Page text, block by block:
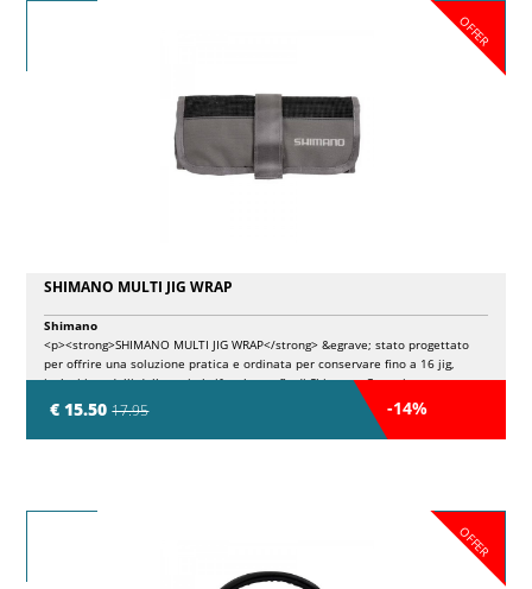
OFFER
SHIMANO MULTI JIG WRAP
€ 15.5017.95 -14%
Shimano
<p><strong>SHIMANO MULTI JIG WRAP</strong> &egrave; stato progettato
per offrire una soluzione pratica e ordinata per conservare fino a 16 jig,
inclusi i modelli delle serie knife e butterfly di Shimano. Costruito con un
tessuto in rete resistente ma leggero, questo avvolgibile permette di riporre
gli artificiali in modo sicuro e facilita la loro pulizia dopo l'uso. La sua
organizzazione intelligente consente un rapido accesso all'attrezzatura,
OFFER